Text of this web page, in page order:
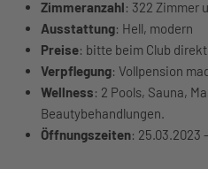
Zimmeranzahl: 322 Zimmer
Ausstattung: Hell, modern
Preise: bitte beim Club
Verpflegung: Vollpension
Wellness: 2 Pools, Sauna,
Beautybehandlungen.
Öffnungszeiten: 25.03.2023